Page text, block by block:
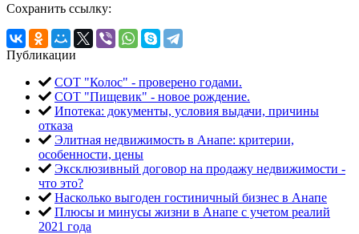
Сохранить ссылку:
Публикации
СОТ "Колос" - проверено годами.
СОТ "Пищевик" - новое рождение.
Ипотека: документы, условия выдачи, причины
отказа
Элитная недвижимость в Анапе: критерии,
особенности, цены
Эксклюзивный договор на продажу недвижимости -
что это?
Насколько выгоден гостиничный бизнес в Анапе
Плюсы и минусы жизни в Анапе с учетом реалий
2021 года